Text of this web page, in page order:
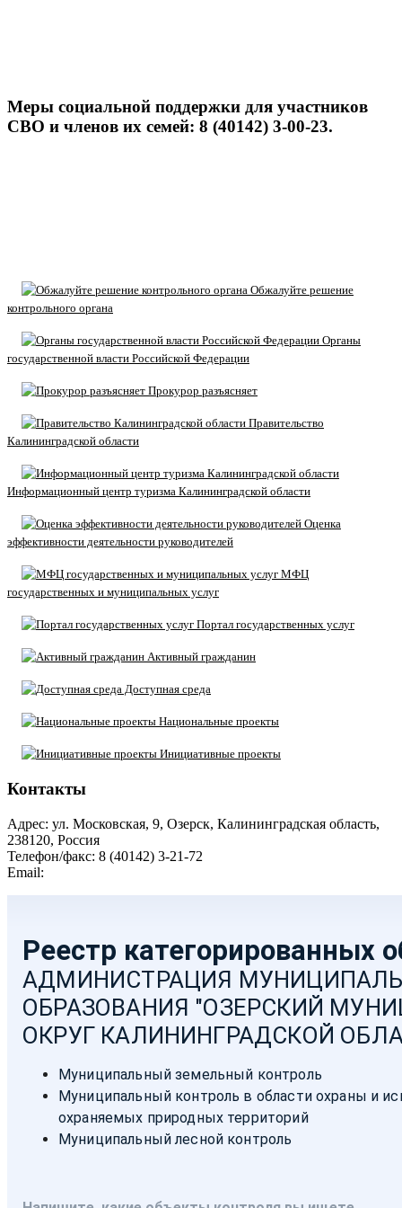
Меры социальной поддержки для участников
СВО и членов их семей: 8 (40142) 3-00-23.
Обжалуйте решение
контрольного органа
Органы
государственной власти Российской Федерации
Прокурор разъясняет
Правительство
Калининградской области
Информационный центр туризма Калининградской области
Оценка
эффективности деятельности руководителей
МФЦ
государственных и муниципальных услуг
Портал государственных услуг
Активный гражданин
Доступная среда
Национальные проекты
Инициативные проекты
Контакты
Адрес: ул. Московская, 9, Озерск, Калининградская область,
238120, Россия
Телефон/факс: 8 (40142) 3-21-72
Email: